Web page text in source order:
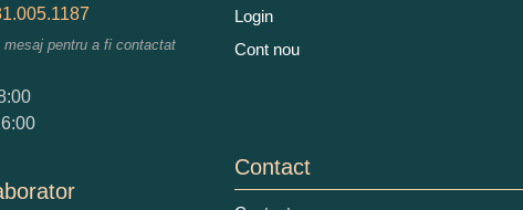
o parere despre acest produs:
pentru a fi contactat
Login
Cont nou
Contact